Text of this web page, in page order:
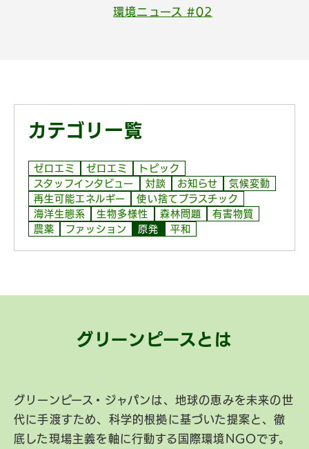
環境ニュース #02
カテゴリ一覧
ゼロエミ ゼロエミ
トピック
スタッフインタビュー
対談 お知らせ
気候変動
再生可能エネルギー
使い捨てプラスチック
海洋生態系
生物多様性 森林問題
有害物質
農薬
ファッション 原発 平和
グリーンピースとは
グリーンピース・ジャパンは、地球の恵みを未来の世
代に手渡すため、科学的根拠に基づいた提案と、徹
底した現場主義を軸に行動する国際環境NGOです。